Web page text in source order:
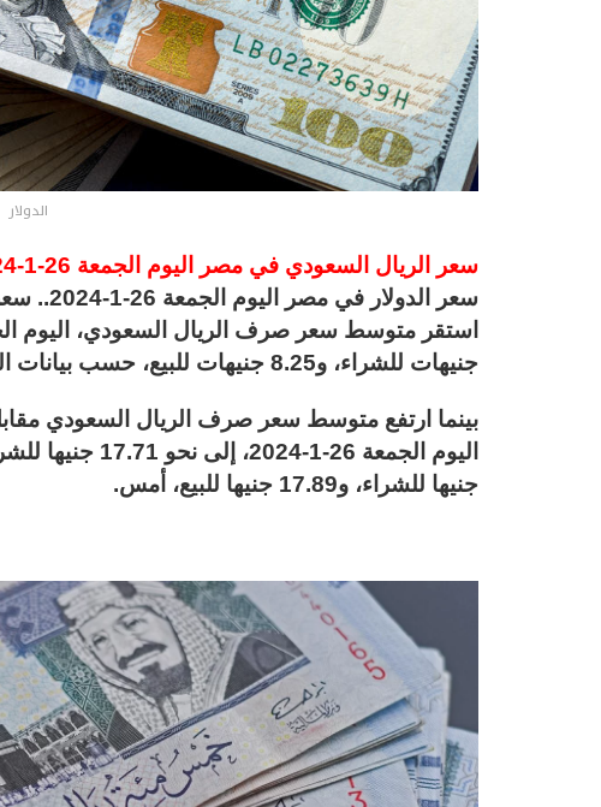
الدولار
سعر الريال السعودي في مصر اليوم الجمعة 26-1-2024
سعر الدولار في مصر اليوم الجمعة 26-1-2024.. سعر غير مسبوق بالسوق السوداء
جنيهات للشراء، و8.25 جنيهات للبيع، حسب بيانات البنك المركزي المصري.
بينما ارتفع متوسط سعر صرف الريال السعودي
جنيها للشراء، و17.89 جنيها للبيع، أمس.